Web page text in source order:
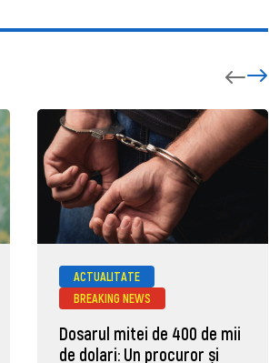
ACTUALITATE
BREAKING NEWS
Dosarul mitei de 400 de mii
de dolari: Un procuror și